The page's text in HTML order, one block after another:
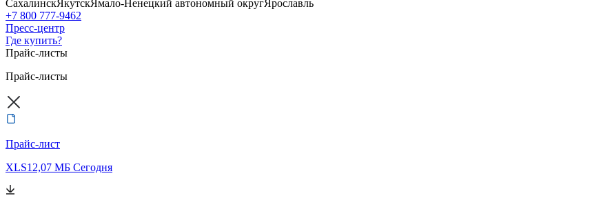
СахалинскЯкутскЯмало-Ненецкий автономный округЯрославль
+7 800 777-9462
Пресс-центр
Где купить?
Прайс-листы
Прайс-листы
Прайс-лист
XLS12,07 МБ Сегодня